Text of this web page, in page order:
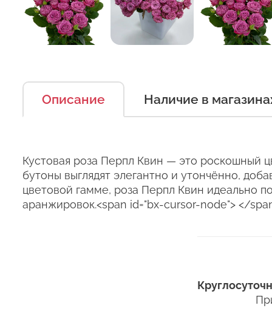
Описание Наличие в
Кустовая роза Перпл Квин — это роскошный
бутоны выглядят элегантно и утончённо,
цветовой гамме, роза Перпл Квин идеально
аранжировок.<span id="bx-cursor-node"> </
Сервис:
Цена/Качество:
Доставка:
Есть несколько простых
можно дольше.
1. Переносите букеты в
2. Минимизируйте
4. Ставьте цветы только
горлышко), она должна